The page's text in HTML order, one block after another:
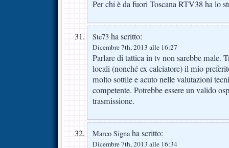
Per chi è da fuori Toscana RTV38 ha lo
Ste73 ha scritto:
Dicembre 7th, 2013 alle 16:27
Parlare di tattica in tv non sarebbe male.
locali (nonché ex calciatore) il mio
molto sottile e acuto nelle valutazioni
competente. Potrebbe essere un valido
trasmissione.
Marco Signaha scritto:
Dicembre 7th, 2013 alle 16:34